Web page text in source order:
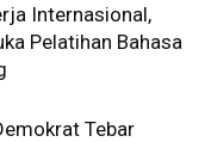
Internasional,
Pelatihan Bahasa
Tebar